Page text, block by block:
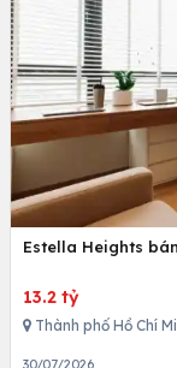
Estella Heights
13.2 tỷ
Thành phố Hồ Chí
30/07/2026